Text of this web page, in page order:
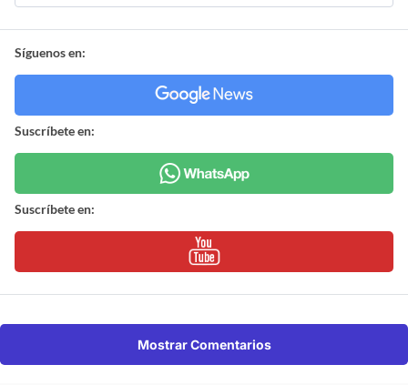
Síguenos en:
Suscríbete en:
Suscríbete en:
Mostrar Comentarios